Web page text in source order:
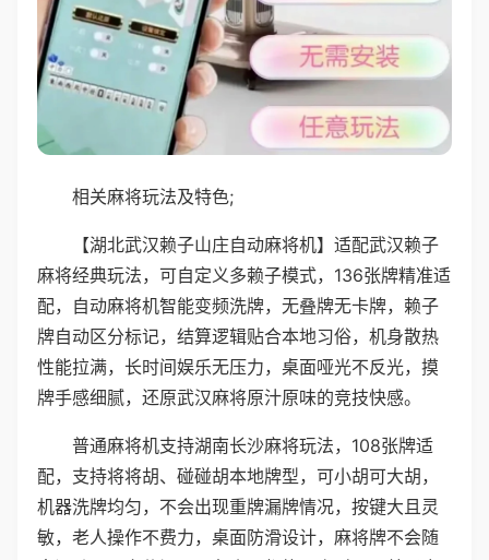
相关麻将玩法及特色;
【湖北武汉赖子山庄自动麻将机】适配武汉赖子
麻将经典玩法，可自定义多赖子模式，136张牌精准适
配，自动麻将机智能变频洗牌，无叠牌无卡牌，赖子
牌自动区分标记，结算逻辑贴合本地习俗，机身散热
性能拉满，长时间娱乐无压力，桌面哑光不反光，摸
牌手感细腻，还原武汉麻将原汁原味的竞技快感。
普通麻将机支持湖南长沙麻将玩法，108张牌适
配，支持将将胡、碰碰胡本地牌型，可小胡可大胡，
机器洗牌均匀，不会出现重牌漏牌情况，按键大且灵
敏，老人操作不费力，桌面防滑设计，麻将牌不会随